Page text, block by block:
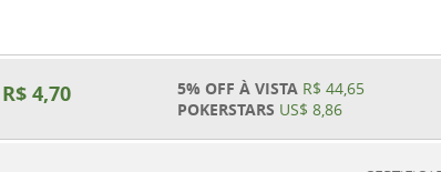
R$ 4,70 5% OFF À VISTA R$ 44,65
POKERSTARS US$ 8,86